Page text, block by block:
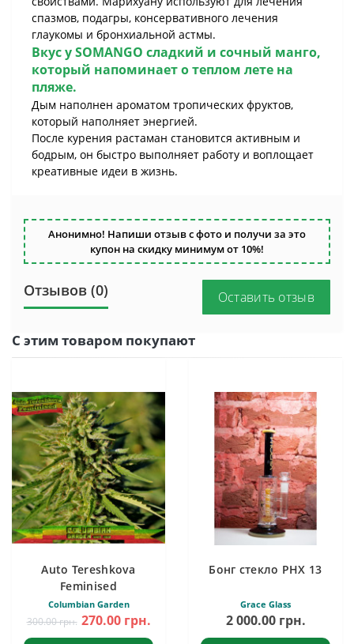
спазмов, подагры, консервативного лечения
глаукомы и бронхиальной астмы.
Вкус уSOMANGO сладкий и сочный манго,
который напоминает о теплом лете на
пляже.
Дым наполнен ароматом тропических фруктов,
который наполняет энергией.
После курения растаман становится активным и
бодрым, он быстро выполняет работу и воплощает
креативные идеи в жизнь.
Анонимно! Напиши отзыв с фото и получи за это
купон на скидку минимум от 10%!
Отзывов (0) Оставить отзыв
С этим товаром покупают
Auto Tereshkova
Feminised
Columbian Garden
300.00 грн. 270.00 грн.
Бонг стекло PHX 13
Grace Glass
2 000.00 грн.